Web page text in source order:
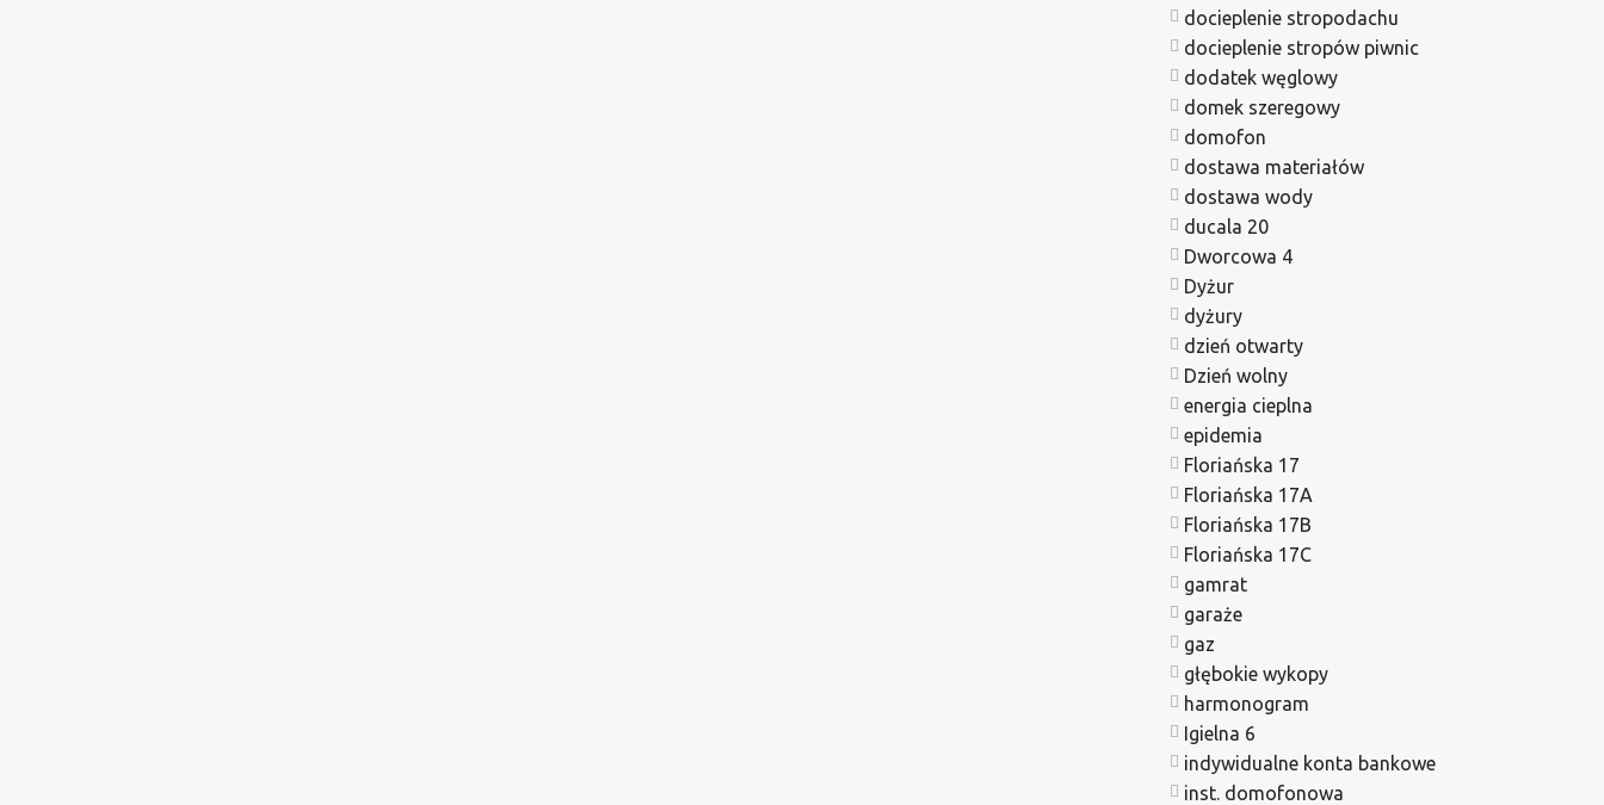
docieplenie stropodachu
docieplenie stropów piwnic
dodatek węglowy
domek szeregowy
domofon
dostawa materiałów
dostawa wody
ducala 20
Dworcowa 4
Dyżur
dyżury
dzień otwarty
Dzień wolny
energia cieplna
epidemia
Floriańska 17
Floriańska 17A
Floriańska 17B
Floriańska 17C
gamrat
garaże
gaz
głębokie wykopy
harmonogram
Igielna 6
indywidualne konta bankowe
inst. domofonowa